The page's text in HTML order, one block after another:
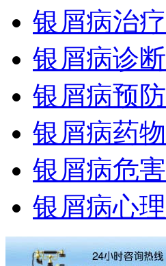
银屑病治疗
银屑病诊断
银屑病预防
银屑病药物
银屑病危害
银屑病心理